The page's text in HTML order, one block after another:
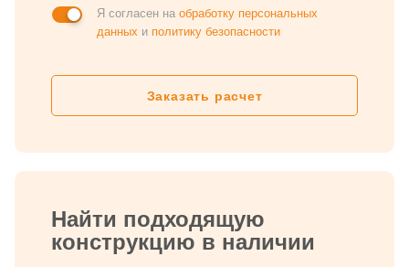
Я согласен на обработку персональных
данных и политику безопасности
Заказать расчет
Найти подходящую
конструкцию в наличии